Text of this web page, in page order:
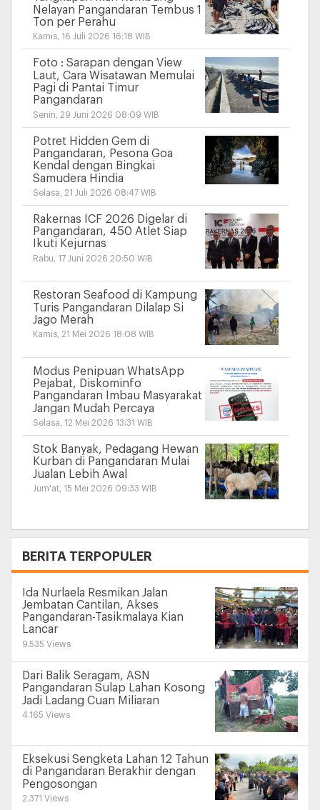
Nelayan Pangandaran Tembus 1
Ton per Perahu
Kamis, 16 Juli 2026 16:18 WIB
Foto : Sarapan dengan View
Laut, Cara Wisatawan Memulai
Pagi di Pantai Timur
Pangandaran
Senin, 29 Juni 2026 08:09 WIB
Potret Hidden Gem di
Pangandaran, Pesona Goa
Kendal dengan Bingkai
Samudera Hindia
Selasa, 21 Juli 2026 08:47 WIB
Rakernas ICF 2026 Digelar di
Pangandaran, 450 Atlet Siap
Ikuti Kejurnas
Rabu, 17 Juni 2026 20:50 WIB
Restoran Seafood di Kampung
Turis Pangandaran Dilalap Si
Jago Merah
Kamis, 21 Mei 2026 18:08 WIB
Modus Penipuan WhatsApp
Pejabat, Diskominfo
Pangandaran Imbau Masyarakat
Jangan Mudah Percaya
Selasa, 12 Mei 2026 13:31 WIB
Stok Banyak, Pedagang Hewan
Kurban di Pangandaran Mulai
Jualan Lebih Awal
Jum'at, 15 Mei 2026 09:33 WIB
BERITA TERPOPULER
Ida Nurlaela Resmikan Jalan
Jembatan Cantilan, Akses
Pangandaran-Tasikmalaya Kian
Lancar
9.535 Views
Dari Balik Seragam, ASN
Pangandaran Sulap Lahan Kosong
Jadi Ladang Cuan Miliaran
4.165 Views
Eksekusi Sengketa Lahan 12 Tahun
di Pangandaran Berakhir dengan
Pengosongan
2.371 Views